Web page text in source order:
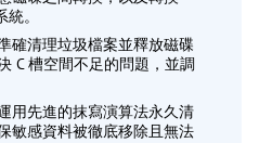
。
確清理垃圾檔案並釋放磁碟
C 槽空間不足的問題，並調
用先進的抹寫演算法永久清
敏感資料被徹底移除且無法